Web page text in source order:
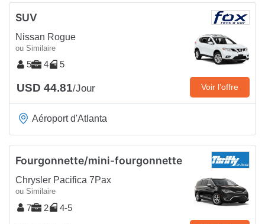
SUV
Nissan Rogue
ou Similaire
5 4 5
USD 44.81/Jour Voir l’offre
Aéroport d'Atlanta
Fourgonnette/mini-fourgonnette
Chrysler Pacifica 7Pax
ou Similaire
7 2 4-5